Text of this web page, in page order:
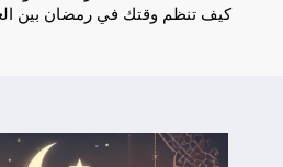
كيف تنظم وقتك في رمضان بين